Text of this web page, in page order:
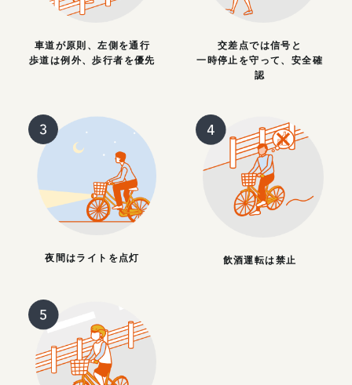
車道が原則、左側を通行
歩道は例外、歩行者を優先
交差点では信号と
一時停止を守って、安全確
認
夜間はライトを点灯 飲酒運転は禁止